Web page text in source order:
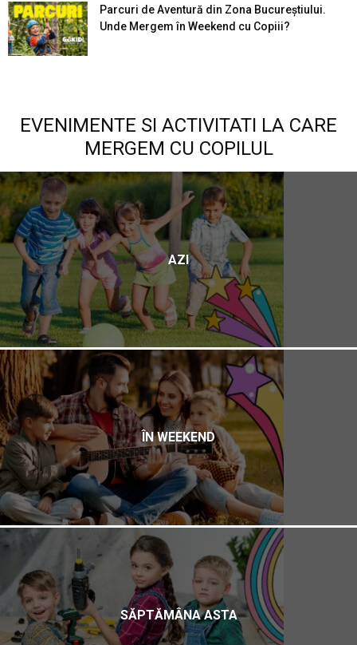
Parcuri de Aventură din Zona Bucureştiului.
Unde Mergem în Weekend cu Copiii?
EVENIMENTE SI ACTIVITATI LA CARE
MERGEM CU COPILUL
AZI
ÎN WEEKEND
SĂPTĂMÂNA ASTA